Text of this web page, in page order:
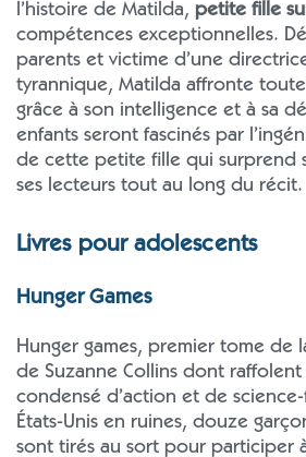
l’histoire de Matilda, petite fille
compétences exceptionnelles.
parents et victime d’une
tyrannique, Matilda affronte
grâce à son intelligence et à sa
enfants seront fascinés par
de cette petite fille qui surprend
ses lecteurs tout au long du récit.
Livres pour adolescents
Hunger Games
Hunger games, premier tome de
de Suzanne Collins dont raffolent
condensé d’action et de
États-Unis en ruines, douze
sont tirés au sort pour participer